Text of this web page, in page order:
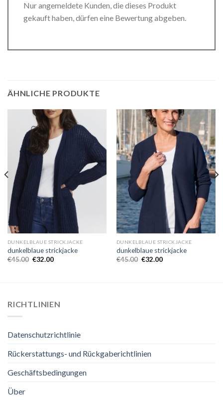
Nur angemeldete Kunden, die dieses Produkt
gekauft haben, dürfen eine Bewertung abgeben.
ÄHNLICHE PRODUKTE
DUNKELBLAUE STRICKJACKE
dunkelblaue strickjacke
€45.00 €32.00
DUNKELBLAUE STRICKJACKE
dunkelblaue strickjacke
€45.00 €32.00
RICHTLINIEN
Datenschutzrichtlinie
Rückerstattungs- und Rückgaberichtlinien
Geschäftsbedingungen
Über